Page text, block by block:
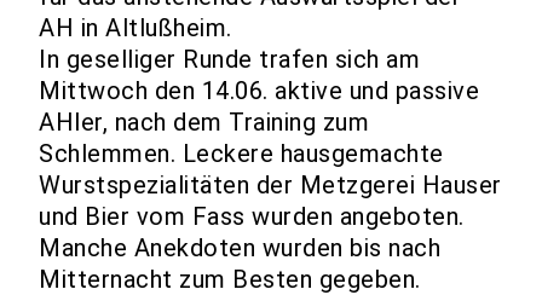
AH in Altlußheim.
In geselliger Runde trafen sich am
Mittwoch den 14.06. aktive und passive
AHler, nach dem Training zum
Schlemmen. Leckere hausgemachte
Wurstspezialitäten der Metzgerei Hauser
und Bier vom Fass wurden angeboten.
Manche Anekdoten wurden bis nach
Mitternacht zum Besten gegeben.